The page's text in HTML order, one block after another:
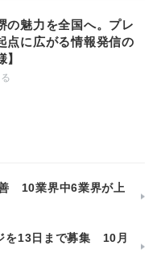
の魅力を全国へ。プレ
点に広がる情報発信の
10業界中6業界が上
を13日まで募集 10月